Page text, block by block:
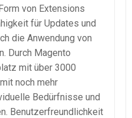
von Extensions
für Updates und
die Anwendung von
Durch Magento
mit über 3000
noch mehr
Bedürfnisse und
Benutzerfreundlichkeit